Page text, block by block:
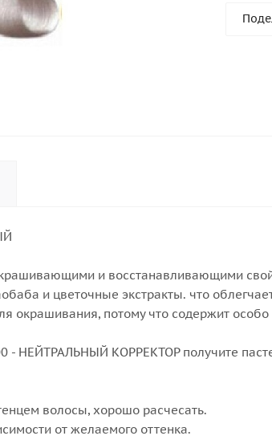
и восстанавливающими
и цветочные экстракты. что
окрашивания, потому что содержит
- НЕЙТРАЛЬНЫЙ КОРРЕКТОР получите
волосы, хорошо расчесать.
от желаемого оттенка.